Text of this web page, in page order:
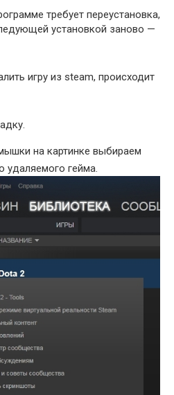
требует переустановка,
установкой заново —
игру из steam, происходит
на картинке выбираем
удаляемого гейма.